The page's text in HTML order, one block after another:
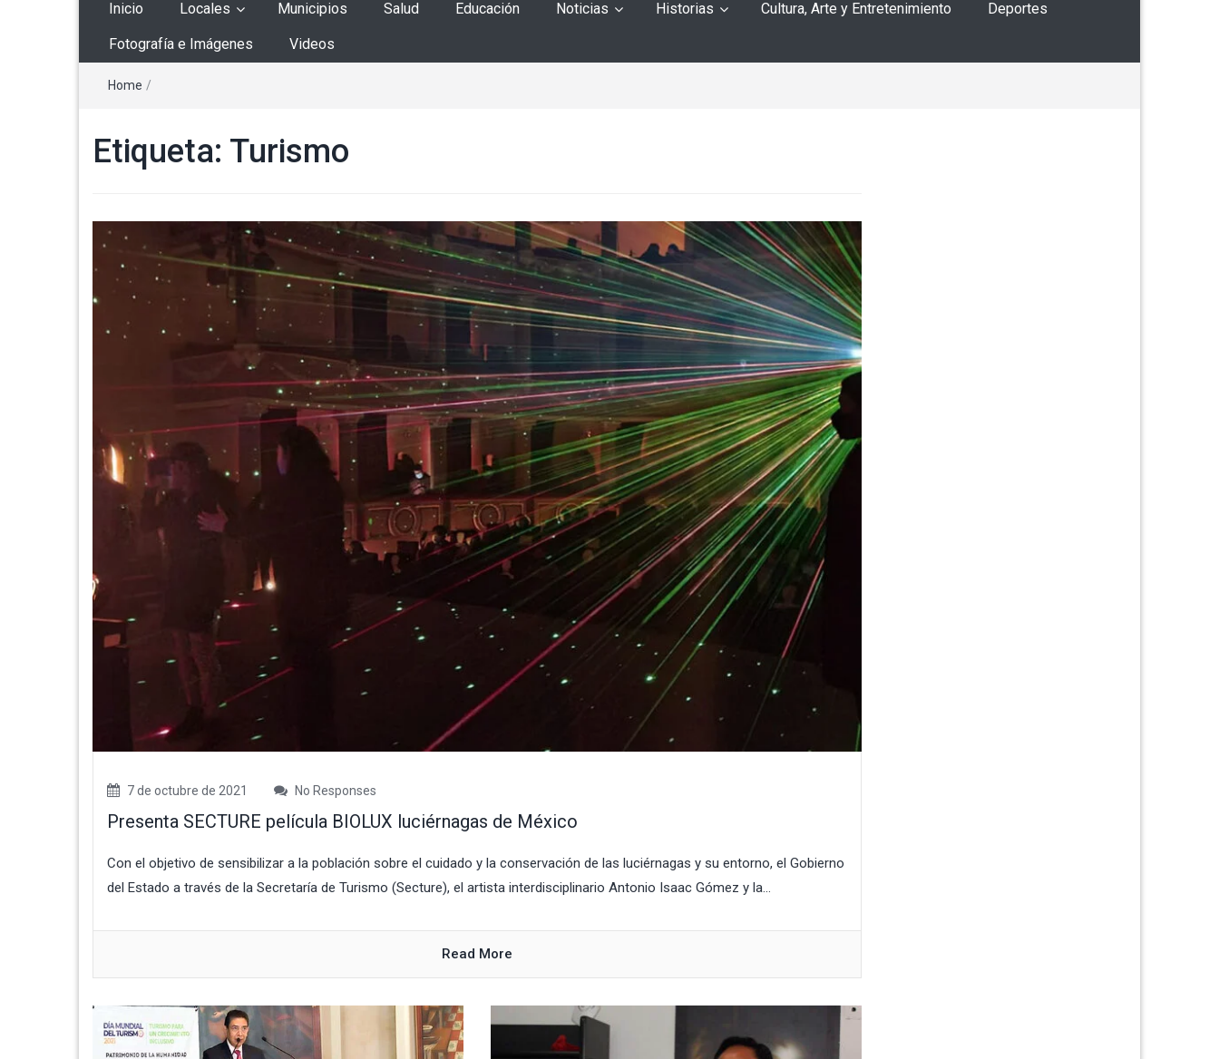
Inicio Locales Municipios Salud Educación Noticias Historias Cultura, Arte y Entretenimiento Deportes
Fotografía e Imágenes Videos
Home /
Etiqueta: Turismo
7 de octubre de 2021 No Responses
Presenta SECTURE película BIOLUX luciérnagas de México
Con el objetivo de sensibilizar a la población sobre el cuidado y la conservación de las luciérnagas y su entorno, el Gobierno
del Estado a través de la Secretaría de Turismo (Secture), el artista interdisciplinario Antonio Isaac Gómez y la...
Read More